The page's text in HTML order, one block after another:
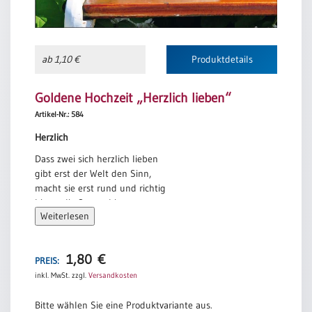
Eheschliessung
neutrale
Abendmahlszulassung
Kirchen(wieder)eintritt
PC-
Urkunden
Neuerscheinungen
ab 1,10 € Produktdetails
Goldene Hochzeit „Herzlich lieben“
Artikel-Nr.: 584
Herzlich
Dass zwei sich herzlich lieben
gibt erst der Welt den Sinn,
macht sie erst rund und richtig
bis an die Sterne hin.
Dass zwei sich herzlich lieben
ist nötiger als Leben
und spottet aller Not.
ist aller Welt Beginn,
Weiterlesen
PREIS: 1,80 €
inkl. MwSt. zzgl. Versandkosten
Bitte wählen Sie eine Produktvariante aus.